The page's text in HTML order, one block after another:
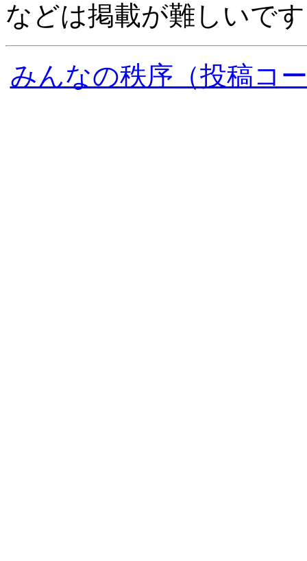
などは掲載が難しいで
みんなの秩序（投稿コ